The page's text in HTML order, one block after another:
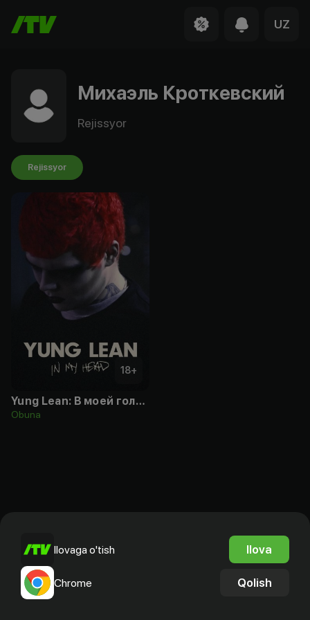
UZ
Михаэль Кроткевский
Rejissyor
Rejissyor
18+
Yung Lean: В моей голове
Obuna
Ilovaga o'tish Ilova
Chrome Qolish